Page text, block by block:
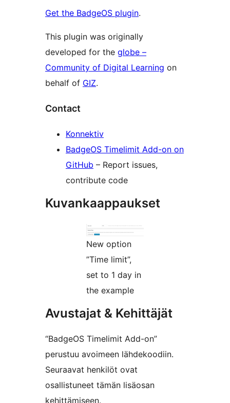
Get the BadgeOS plugin.
This plugin was originally
developed for the globe –
Community of Digital Learning on
behalf of GIZ.
Contact
Konnektiv
BadgeOS Timelimit Add-on on
GitHub – Report issues,
contribute code
Kuvankaappaukset
New option
”Time limit”,
set to 1 day in
the example
Avustajat & Kehittäjät
“BadgeOS Timelimit Add-on”
perustuu avoimeen lähdekoodiin.
Seuraavat henkilöt ovat
osallistuneet tämän lisäosan
kehittämiseen.